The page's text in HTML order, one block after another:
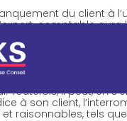
du client à
comptable aura
forme de lettre
doit exercer sa
Toutefois, il peut, en
à son client,
raisonnables, tels